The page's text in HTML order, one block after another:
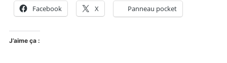
Facebook X Panneau pocket
J’aime ça :